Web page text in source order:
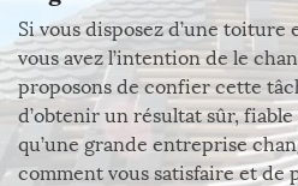
Si vous disposez d’une toiture
vous avez l’intention de le
proposons de confier cette
d’obtenir un résultat sûr,
qu’une grande entreprise
comment vous satisfaire et de